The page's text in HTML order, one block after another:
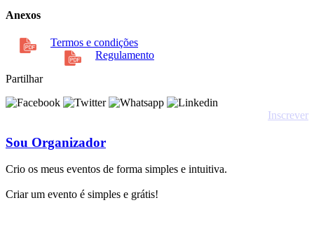
Anexos
Termos e condições
Regulamento
Partilhar
Inscrever
Sou Organizador
Crio os meus eventos de forma simples e intuitiva.
Criar um evento é simples e grátis!